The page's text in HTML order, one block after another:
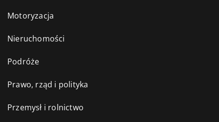
Motoryzacja
Nieruchomości
Podróże
Prawo, rząd i polityka
Przemysł i rolnictwo